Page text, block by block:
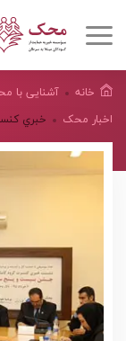
خانه آشنایی با
اخبار محک
خبري كنسرت جشن 25